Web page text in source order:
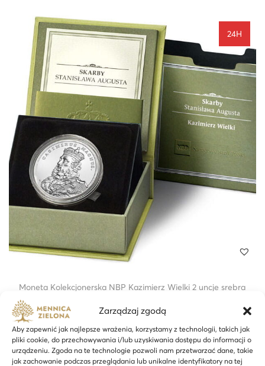
Zarządzaj zgodą
Aby zapewnić jak najlepsze wrażenia, korzystamy z technologii, takich jak
pliki cookie, do przechowywania i/lub uzyskiwania dostępu do informacji o
urządzeniu. Zgoda na te technologie pozwoli nam przetwarzać dane, takie
jak zachowanie podczas przeglądania lub unikalne identyfikatory na tej
Moneta Kolekcjonerska NBP Kazimierz Wielki 2 uncje srebra
2 700,00zł
24H
Dodaj do koszyka